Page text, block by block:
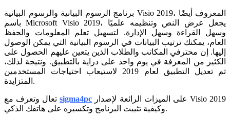
برنامج الرسوم البيانية والرسوم البيانية Visio 2019، المعروف أيضًا
باسم Microsoft Visio 2019، يجعل عرض النص وتنظيمه علميًا
وسهل القراءة وسهل الإدارة. لتسهيل تعلم المعلومات والحفظ
العام، يمكنك ترتيب البيانات في الرسوم البيانية التي يمكن الوصول
إليها. إن محترفي المكاتب والطلاب الذين يتعين عليهم الحصول على
الكثير من المعرفة في يوم واحد على دراية بالتطبيق. ونتيجة لذلك،
تم تعديل التطبيق لعام 2019 لاستيعاب احتياجات المستخدمين
المتزايدة.
تعال وتعرف معsigma4pc على الميزات الرائعة لإصدار Visio 2019
وكيفية تثبيت البرنامج وتكسيره على هاتفك الذكي.